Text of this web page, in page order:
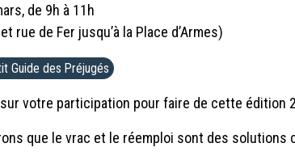
de 9h à 11h
rue de Fer jusqu’à la Place d’Armes)
Guide des Préjugés
votre participation pour faire de cette édition
que le vrac et le réemploi sont des